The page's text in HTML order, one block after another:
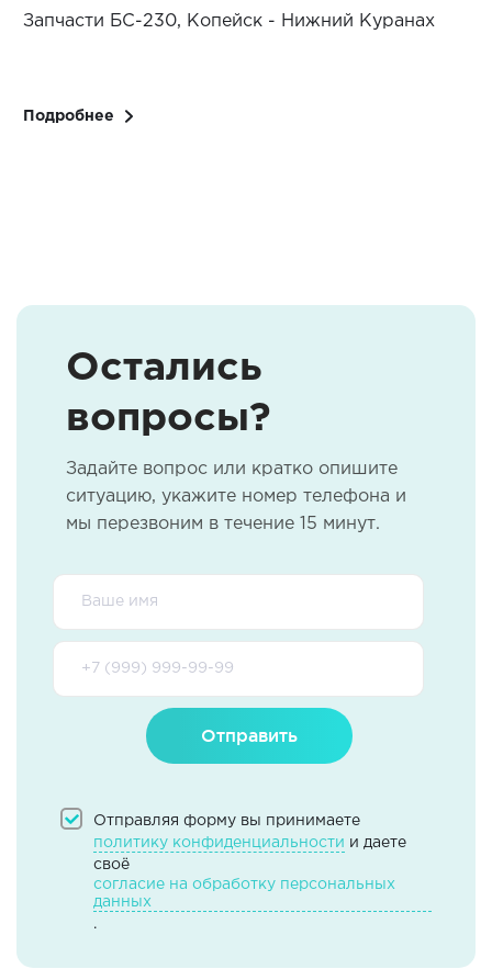
Запчасти БС-230, Копейск - Нижний Куранах
Подробнее
Остались
вопросы?
Задайте вопрос или кратко опишите
ситуацию, укажите номер телефона и
мы перезвоним в течение 15 минут.
Отправить
Отправляя форму вы принимаете
политику конфиденциальности и даете
своё
согласие на обработку персональных
данных
.